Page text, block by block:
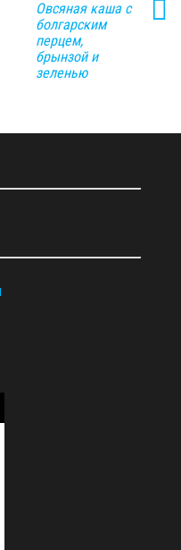
Овсяная каша с
болгарским
перцем,
брынзой и
зеленью